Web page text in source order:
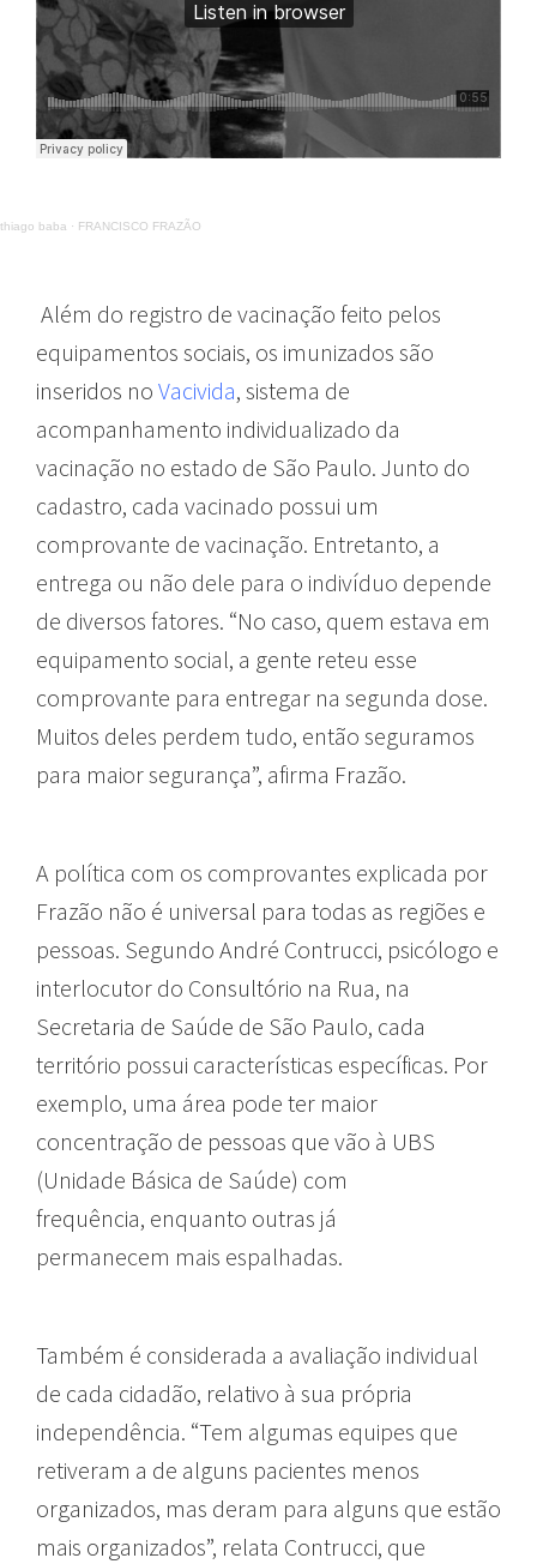
thiago baba · FRANCISCO FRAZÃO
Além do registro de vacinação feito pelos
equipamentos sociais, os imunizados são
inseridos no Vacivida, sistema de
acompanhamento individualizado da
vacinação no estado de São Paulo. Junto do
cadastro, cada vacinado possui um
comprovante de vacinação. Entretanto, a
entrega ou não dele para o indivíduo depende
de diversos fatores. “No caso, quem estava em
equipamento social, a gente reteu esse
comprovante para entregar na segunda dose.
Muitos deles perdem tudo, então seguramos
para maior segurança”, afirma Frazão.
A política com os comprovantes explicada por
Frazão não é universal para todas as regiões e
pessoas. Segundo André Contrucci, psicólogo e
interlocutor do Consultório na Rua, na
Secretaria de Saúde de São Paulo, cada
território possui características específicas. Por
exemplo, uma área pode ter maior
concentração de pessoas que vão à UBS
(Unidade Básica de Saúde) com
frequência, enquanto outras já
permanecem mais espalhadas.
Também é considerada a avaliação individual
de cada cidadão, relativo à sua própria
independência. “Tem algumas equipes que
retiveram a de alguns pacientes menos
organizados, mas deram para alguns que estão
mais organizados”, relata Contrucci, que